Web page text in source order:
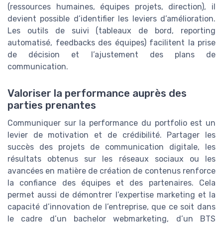
(ressources humaines, équipes projets, direction), il
devient possible d’identifier les leviers d’amélioration.
Les outils de suivi (tableaux de bord, reporting
automatisé, feedbacks des équipes) facilitent la prise
de décision et l’ajustement des plans de
communication.
Valoriser la performance auprès des
parties prenantes
Communiquer sur la performance du portfolio est un
levier de motivation et de crédibilité. Partager les
succès des projets de communication digitale, les
résultats obtenus sur les réseaux sociaux ou les
avancées en matière de création de contenus renforce
la confiance des équipes et des partenaires. Cela
permet aussi de démontrer l’expertise marketing et la
capacité d’innovation de l’entreprise, que ce soit dans
le cadre d’un bachelor webmarketing, d’un BTS